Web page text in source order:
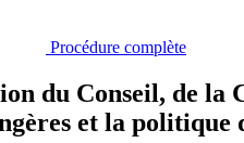
Procédure complète
du Conseil, de la
et la politique